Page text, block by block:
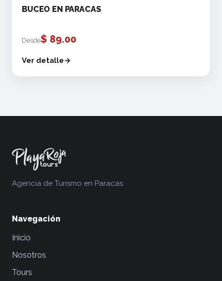
BUCEO EN PARACAS
Desde$ 89.00
Ver detalle
Agencia de Turismo en Paracas
Navegación
Inicio
Nosotros
Tours